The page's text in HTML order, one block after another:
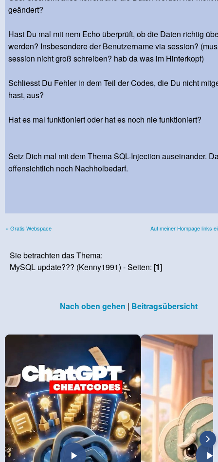
geändert?
Hast Du mal mit nem Echo überprüft, ob die Daten richtig
werden? Insbesondere der Benutzername via session?
session nicht groß schreiben? hab da was im Hinterkopf)
Schliesst Du Fehler in dem Teil der Codes, die Du nicht
hast, aus?
Hat es mal funktioniert oder hat es noch nie funktioniert?
Setz Dich mal mit dem Thema SQL-Injection auseinander.
offensichtlich noch Nachholbedarf.
« Gratis Webspace Auf meiner Hompage links
Sie betrachten das Thema:
MySQL update??? (Kenny1991) - Seiten: [1]
Nach oben gehen | Beitragsübersicht